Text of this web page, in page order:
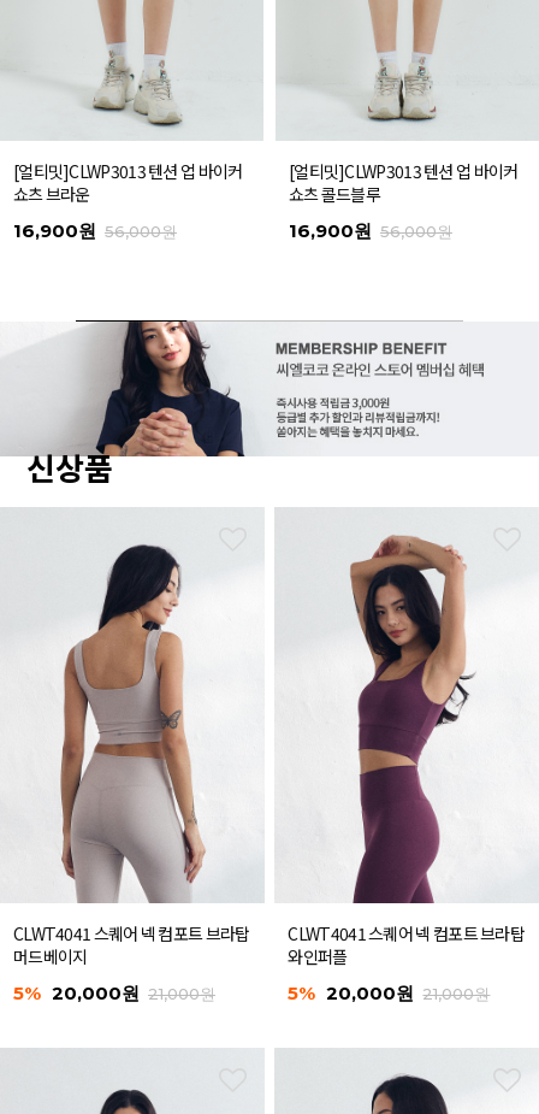
[얼티밋]CLWP3013 텐션 업 바이커
쇼츠 브라운
16,900원 56,000원
[얼티밋]CLWP3013 텐션 업 바이커
쇼츠 콜드블루
16,900원 56,000원
신상품
CLWT4041 스퀘어 넥 컴포트 브라탑
머드베이지
5% 20,000원 21,000원
CLWT4041 스퀘어 넥 컴포트 브라탑
와인퍼플
5% 20,000원 21,000원